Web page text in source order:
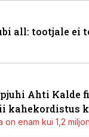
all: tootjale ei
Ahti Kalde
kahekordistus
on enam kui 1,2